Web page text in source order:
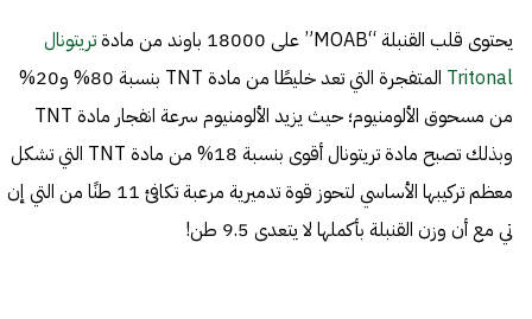
يحتوى قلب القنبلة “MOAB” على 18000 باوند من مادة
تريتونال
Tritonal
المتفجرة التي تعد خليطًا من مادة TNT بنسبة 80% و20%
من مسحوق الألومنيوم؛ حيث يزيد الألومنيوم سرعة انفجار مادة TNT
وبذلك تصبح مادة تريتونال أقوى بنسبة 18% من مادة TNT التي تشكل
معظم تركيبها الأساسي لتحوز قوة تدميرية مرعبة تكافئ 11 طنًا من التي إن
تي مع أن وزن القنبلة بأكملها لا يتعدى 9.5 طن!